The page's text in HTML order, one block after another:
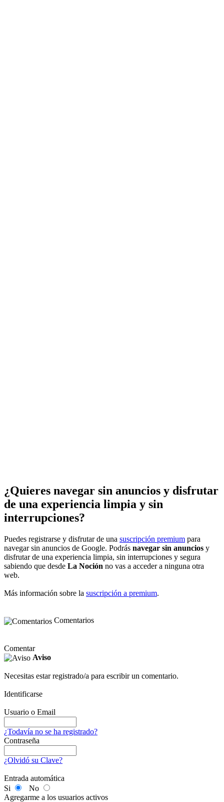
¿Quieres navegar sin anuncios y disfrutar
de una experiencia limpia y sin
interrupciones?
Puedes registrarse y disfrutar de una suscripción premium para
navegar sin anuncios de Google. Podrás navegar sin anuncios y
disfrutar de una experiencia limpia, sin interrupciones y segura
sabiendo que desde La Noción no vas a acceder a ninguna otra
web.
Más información sobre la suscripción a premium.
Comentarios
Comentar
Aviso
Necesitas estar registrado/a para escribir un comentario.
Identificarse
Usuario o Email
¿Todavía no se ha registrado?
Contraseña
¿Olvidó su Clave?
Entrada automática
Si
No
Agregarme a los usuarios activos